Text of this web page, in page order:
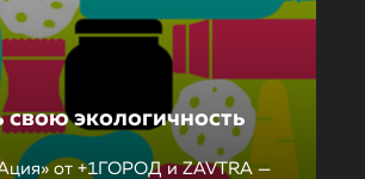
свою экологичность
от +1ГОРОД и ZAVTRA —